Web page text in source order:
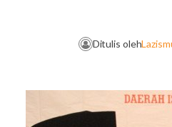
Ditulis oleh